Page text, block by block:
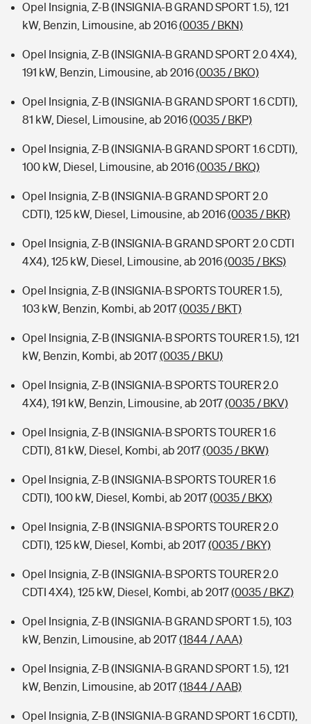
Opel Insignia, Z-B (INSIGNIA-B GRAND SPORT 1.5), 121
kW, Benzin, Limousine, ab 2016(0035 / BKN)
Opel Insignia, Z-B (INSIGNIA-B GRAND SPORT 2.0 4X4),
191 kW, Benzin, Limousine, ab 2016(0035 / BKO)
Opel Insignia, Z-B (INSIGNIA-B GRAND SPORT 1.6 CDTI),
81 kW, Diesel, Limousine, ab 2016(0035 / BKP)
Opel Insignia, Z-B (INSIGNIA-B GRAND SPORT 1.6 CDTI),
100 kW, Diesel, Limousine, ab 2016(0035 / BKQ)
Opel Insignia, Z-B (INSIGNIA-B GRAND SPORT 2.0
CDTI), 125 kW, Diesel, Limousine, ab 2016(0035 / BKR)
Opel Insignia, Z-B (INSIGNIA-B GRAND SPORT 2.0 CDTI
4X4), 125 kW, Diesel, Limousine, ab 2016(0035 / BKS)
Opel Insignia, Z-B (INSIGNIA-B SPORTS TOURER 1.5),
103 kW, Benzin, Kombi, ab 2017(0035 / BKT)
Opel Insignia, Z-B (INSIGNIA-B SPORTS TOURER 1.5), 121
kW, Benzin, Kombi, ab 2017(0035 / BKU)
Opel Insignia, Z-B (INSIGNIA-B SPORTS TOURER 2.0
4X4), 191 kW, Benzin, Limousine, ab 2017(0035 / BKV)
Opel Insignia, Z-B (INSIGNIA-B SPORTS TOURER 1.6
CDTI), 81 kW, Diesel, Kombi, ab 2017(0035 / BKW)
Opel Insignia, Z-B (INSIGNIA-B SPORTS TOURER 1.6
CDTI), 100 kW, Diesel, Kombi, ab 2017(0035 / BKX)
Opel Insignia, Z-B (INSIGNIA-B SPORTS TOURER 2.0
CDTI), 125 kW, Diesel, Kombi, ab 2017(0035 / BKY)
Opel Insignia, Z-B (INSIGNIA-B SPORTS TOURER 2.0
CDTI 4X4), 125 kW, Diesel, Kombi, ab 2017(0035 / BKZ)
Opel Insignia, Z-B (INSIGNIA-B GRAND SPORT 1.5), 103
kW, Benzin, Limousine, ab 2017(1844 / AAA)
Opel Insignia, Z-B (INSIGNIA-B GRAND SPORT 1.5), 121
kW, Benzin, Limousine, ab 2017(1844 / AAB)
Opel Insignia, Z-B (INSIGNIA-B GRAND SPORT 1.6 CDTI),